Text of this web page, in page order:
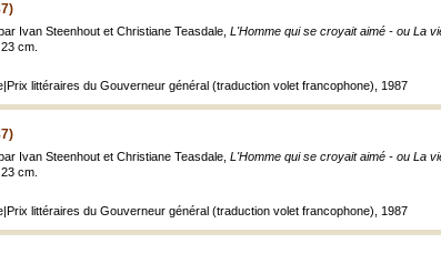
Ivan Steenhout et Christiane Teasdale, L'Homme qui se croyait aimé - ou La
cm.
littéraires du Gouverneur général (traduction volet francophone), 1987
Ivan Steenhout et Christiane Teasdale, L'Homme qui se croyait aimé - ou La
cm.
littéraires du Gouverneur général (traduction volet francophone), 1987